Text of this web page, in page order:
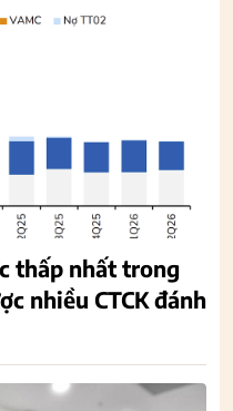
thấp nhất trong
nhiều CTCK đánh